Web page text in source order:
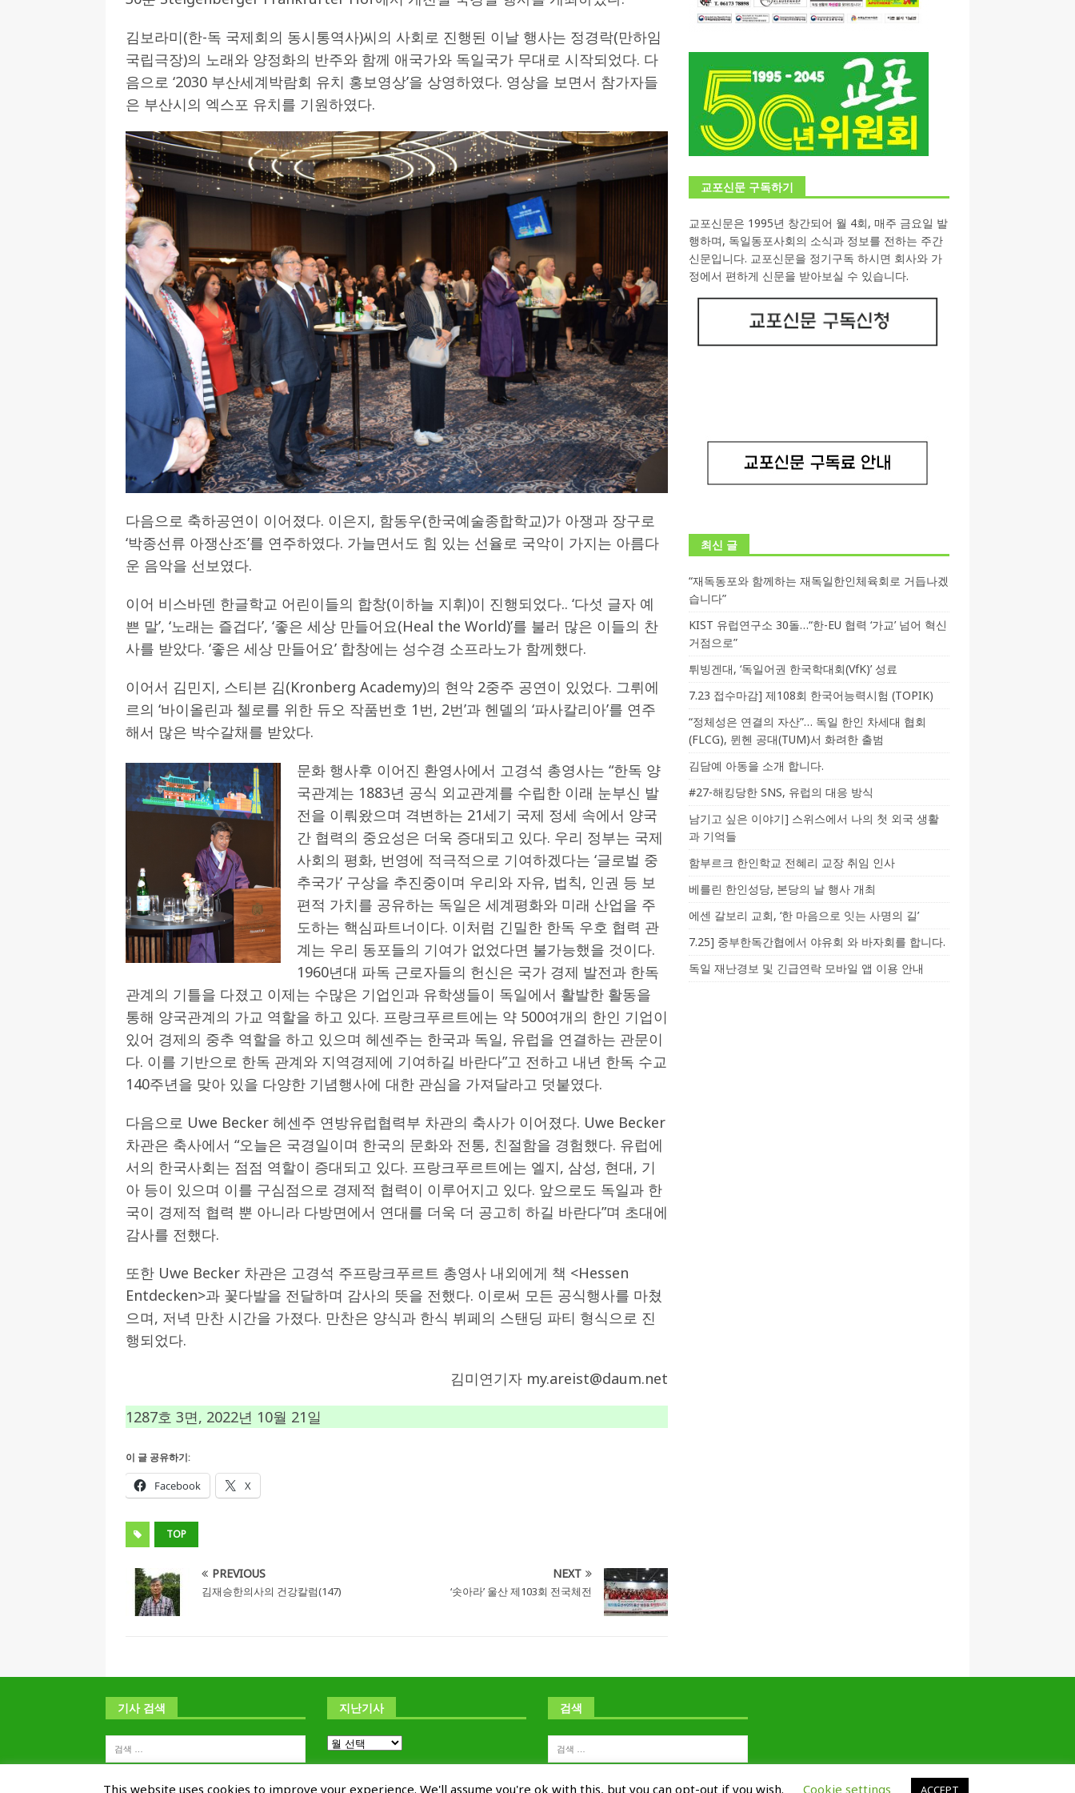
[ 2026-07-20 ] 7.23 접수마감] 제108회 한국어능력시험 (TOPIK)
게시판 / 행사 / 알림
[ 2026-07-20 ] “정체성은 연결의 자산”… 독일 한인 차세대 협회(FLCG), 뮌헨 공대(TUM)서 화려한 출범
한
인소식
[ 2026-07-20 ] 김담예 아동을 소개 합니다.
사랑의 손길
[ 2022-03-20 ] 사진의 주인을 찾습니다. 게시판 / 행사 / 알림
김보라미(한-독 국제회의 동시통역사)씨의 사회로 진행된 이날 행사는 정경락(만하임
국립극장)의 노래와 양정화의 반주와 함께 애국가와 독일국가 무대로 시작되었다. 다
음으로 ‘2030 부산세계박람회 유치 홍보영상’을 상영하였다. 영상을 보면서 참가자들
은 부산시의 엑스포 유치를 기원하였다.
다음으로 축하공연이 이어졌다. 이은지, 함동우(한국예술종합학교)가 아쟁과 장구로
‘박종선류 아쟁산조’를 연주하였다. 가늘면서도 힘 있는 선율로 국악이 가지는 아름다
운 음악을 선보였다.
이어 비스바덴 한글학교 어린이들의 합창(이하늘 지휘)이 진행되었다.. ‘다섯 글자 예
쁜 말’, ‘노래는 즐겁다’, ‘좋은 세상 만들어요(Heal the World)’를 불러 많은 이들의 찬
사를 받았다. ‘좋은 세상 만들어요’ 합창에는 성수경 소프라노가 함께했다.
이어서 김민지, 스티븐 김(Kronberg Academy)의 현악 2중주 공연이 있었다. 그뤼에
르의 ‘바이올린과 첼로를 위한 듀오 작품번호 1번, 2번’과 헨델의 ‘파사칼리아’를 연주
해서 많은 박수갈채를 받았다.
문화 행사후 이어진 환영사에서 고경석 총영사는 “한독 양
국관계는 1883년 공식 외교관계를 수립한 이래 눈부신 발
전을 이뤄왔으며 격변하는 21세기 국제 정세 속에서 양국
간 협력의 중요성은 더욱 증대되고 있다. 우리 정부는 국제
사회의 평화, 번영에 적극적으로 기여하겠다는 ‘글로벌 중
추국가’ 구상을 추진중이며 우리와 자유, 법칙, 인권 등 보
편적 가치를 공유하는 독일은 세계평화와 미래 산업을 주
도하는 핵심파트너이다. 이처럼 긴밀한 한독 우호 협력 관
계는 우리 동포들의 기여가 없었다면 불가능했을 것이다.
1960년대 파독 근로자들의 헌신은 국가 경제 발전과 한독
관계의 기틀을 다졌고 이제는 수많은 기업인과 유학생들이 독일에서 활발한 활동을
통해 양국관계의 가교 역할을 하고 있다. 프랑크푸르트에는 약 500여개의 한인 기업이
있어 경제의 중추 역할을 하고 있으며 헤센주는 한국과 독일, 유럽을 연결하는 관문이
다. 이를 기반으로 한독 관계와 지역경제에 기여하길 바란다”고 전하고 내년 한독 수교
140주년을 맞아 있을 다양한 기념행사에 대한 관심을 가져달라고 덧붙였다.
다음으로 Uwe Becker 헤센주 연방유럽협력부 차관의 축사가 이어졌다. Uwe Becker
차관은 축사에서 “오늘은 국경일이며 한국의 문화와 전통, 친절함을 경험했다. 유럽에
서의 한국사회는 점점 역할이 증대되고 있다. 프랑크푸르트에는 엘지, 삼성, 현대, 기
아 등이 있으며 이를 구심점으로 경제적 협력이 이루어지고 있다. 앞으로도 독일과 한
국이 경제적 협력 뿐 아니라 다방면에서 연대를 더욱 더 공고히 하길 바란다”며 초대에
감사를 전했다.
또한 Uwe Becker 차관은 고경석 주프랑크푸르트 총영사 내외에게 책 <Hessen
Entdecken>과 꽃다발을 전달하며 감사의 뜻을 전했다. 이로써 모든 공식행사를 마쳤
으며, 저녁 만찬 시간을 가졌다. 만찬은 양식과 한식 뷔페의 스탠딩 파티 형식으로 진
행되었다.
김미연기자 my.areist@daum.net
1287호 3면, 2022년 10월 21일
이 글 공유하기:
Facebook X
TOP
PREVIOUS
김재승한의사의 건강칼럼(147)
NEXT
‘솟아라’ 울산 제103회 전국체전
교포신문 구독하기
교포신문은 1995년 창간되어 월 4회, 매주 금요일 발
행하며, 독일동포사회의 소식과 정보를 전하는 주간
신문입니다. 교포신문을 정기구독 하시면 회사와 가
정에서 편하게 신문을 받아보실 수 있습니다.
최신 글
“재독동포와 함께하는 재독일한인체육회로 거듭나겠
습니다”
KIST 유럽연구소 30돌…“한-EU 협력 ‘가교’ 넘어 혁신
거점으로”
튀빙겐대, ‘독일어권 한국학대회(VfK)’ 성료
7.23 접수마감] 제108회 한국어능력시험 (TOPIK)
“정체성은 연결의 자산”… 독일 한인 차세대 협회
(FLCG), 뮌헨 공대(TUM)서 화려한 출범
김담예 아동을 소개 합니다.
#27-해킹당한 SNS, 유럽의 대응 방식
남기고 싶은 이야기] 스위스에서 나의 첫 외국 생활
과 기억들
함부르크 한인학교 전혜리 교장 취임 인사
베를린 한인성당, 본당의 날 행사 개최
에센 갈보리 교회, ‘한 마음으로 잇는 사명의 길’
7.25] 중부한독간협에서 야유회 와 바자회를 합니다.
독일 재난경보 및 긴급연락 모바일 앱 이용 안내
기사 검색 지난기사 검색
This website uses cookies to improve your experience. We'll assume you're ok with this, but you can opt-out if you wish. Cookie settings ACCEPT